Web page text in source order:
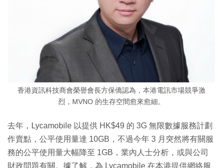
香港資訊科技商會榮譽會長方保僑認為，本港電訊市場競爭激
烈，MVNO 的生存空間愈來愈細。
去年，Lycamobile 以提供 HK$49 的 3G 無限數據服務計劃
作賣點，公平使用量達 10GB，不過今年 3 月突然將有關服
務的公平使用量大幅降至 1GB，業內人士分析，或與公司
財政問題有關。據了解，為 Lycamobile 在本港提供網絡服